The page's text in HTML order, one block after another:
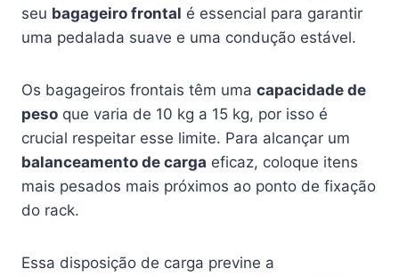
seu bagageiro frontal é essencial para garantir
uma pedalada suave e uma condução estável.
Os bagageiros frontais têm uma capacidade de
peso que varia de 10 kg a 15 kg, por isso é
crucial respeitar esse limite. Para alcançar um
balanceamento de carga eficaz, coloque itens
mais pesados mais próximos ao ponto de fixação
do rack.
Essa disposição de carga previne a